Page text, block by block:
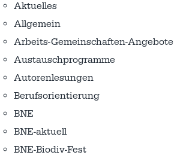
Aktuelles
Allgemein
Arbeits-Gemeinschaften-Angebote
Austausch­programme
Autorenlesungen
Berufsorientierung
BNE
BNE-aktuell
BNE-Biodiv-Fest